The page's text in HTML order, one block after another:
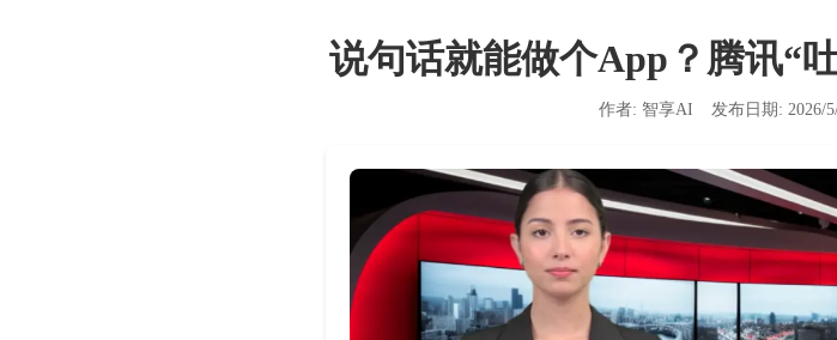
说句话就能做个App？腾讯“
作者: 智享AI 发布日期: 2026/